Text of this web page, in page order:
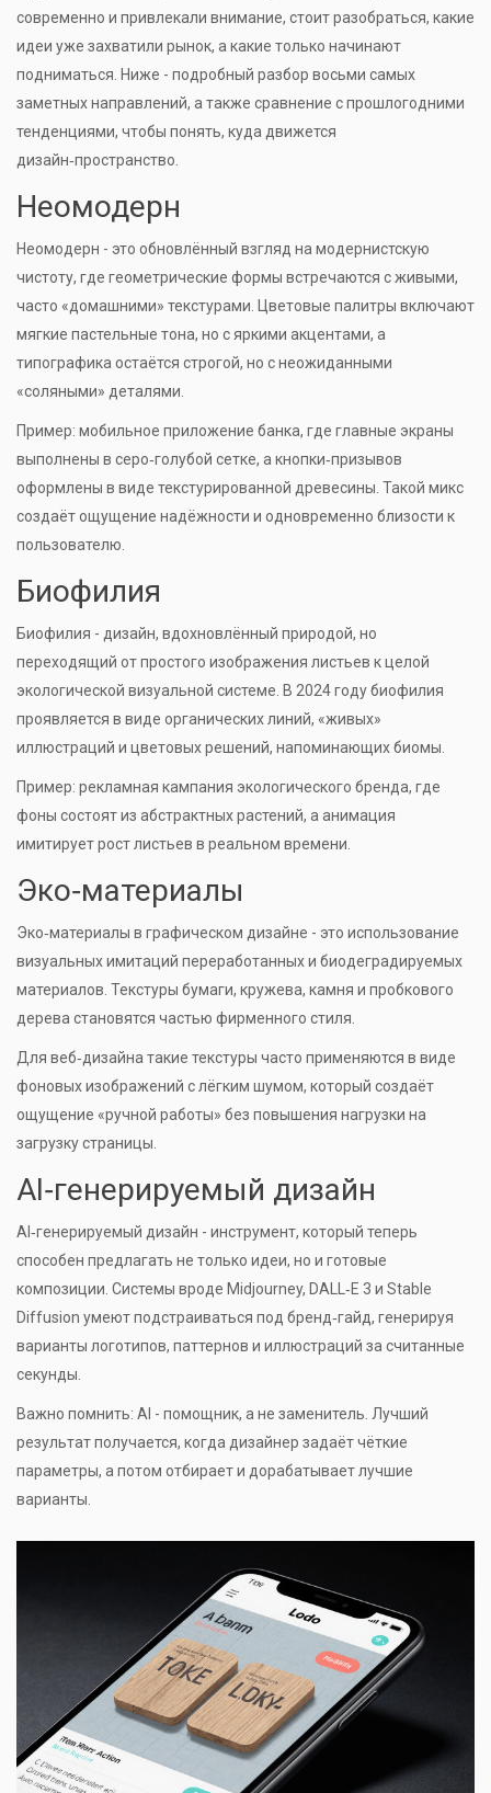
современно и привлекали внимание, стоит разобраться, какие
идеи уже захватили рынок, а какие только начинают
подниматься. Ниже - подробный разбор восьми самых
заметных направлений, а также сравнение с прошлогодними
тенденциями, чтобы понять, куда движется
дизайн‑пространство.
Неомодерн
Неомодерн - это обновлённый взгляд на модернистскую
чистоту, где геометрические формы встречаются с живыми,
часто «домашними» текстурами. Цветовые палитры включают
мягкие пастельные тона, но с яркими акцентами, а
типографика остаётся строгой, но с неожиданными
«соляными» деталями.
Пример: мобильное приложение банка, где главные экраны
выполнены в серо‑голубой сетке, а кнопки‑призывов
оформлены в виде текстурированной древесины. Такой микс
создаёт ощущение надёжности и одновременно близости к
пользователю.
Биофилия
Биофилия - дизайн, вдохновлённый природой, но
переходящий от простого изображения листьев к целой
экологической визуальной системе. В 2024 году биофилия
проявляется в виде органических линий, «живых»
иллюстраций и цветовых решений, напоминающих биомы.
Пример: рекламная кампания экологического бренда, где
фоны состоят из абстрактных растений, а анимация
имитирует рост листьев в реальном времени.
Эко‑материалы
Эко‑материалы в графическом дизайне - это использование
визуальных имитаций переработанных и биодеградируемых
материалов. Текстуры бумаги, кружева, камня и пробкового
дерева становятся частью фирменного стиля.
Для веб‑дизайна такие текстуры часто применяются в виде
фоновых изображений с лёгким шумом, который создаёт
ощущение «ручной работы» без повышения нагрузки на
загрузку страницы.
AI‑генерируемый дизайн
AI‑генерируемый дизайн - инструмент, который теперь
способен предлагать не только идеи, но и готовые
композиции. Системы вроде Midjourney, DALL‑E 3 и Stable
Diffusion умеют подстраиваться под бренд‑гайд, генерируя
варианты логотипов, паттернов и иллюстраций за считанные
секунды.
Важно помнить: AI - помощник, а не заменитель. Лучший
результат получается, когда дизайнер задаёт чёткие
параметры, а потом отбирает и дорабатывает лучшие
варианты.